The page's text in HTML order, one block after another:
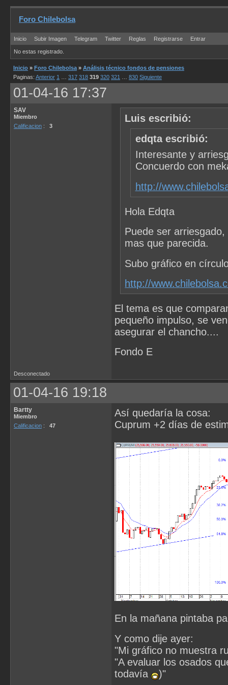
Foro Chilebolsa
Inicio Subir Imagen Telegram Twitter Reglas Registrarse Entrar
No estas registrado.
Inicio » Foro Chilebolsa » Análisis técnico fondos de pensiones
Paginas: Anterior 1 317 318 319 320 321 830 Siguiente
01-04-16 17:37
SAV
Miembro
Calificacion : 3
Luis escribió:
edqta escribió:
Interesante y
Concuerdo con
http://
Hola Edqta
Puede ser
mas que parecida.
Subo gráfico en
http://
El tema es que
pequeño impulso, se
asegurar el chancho....
Fondo E
Desconectado
01-04-16 19:18
Bartty
Miembro
Calificacion : 47
Así quedaría la cosa:
Cuprum +2 días de
En la mañana pintaba
Y como dije ayer:
"Mi gráfico no muestra
"A evaluar los osados
todavía
)"